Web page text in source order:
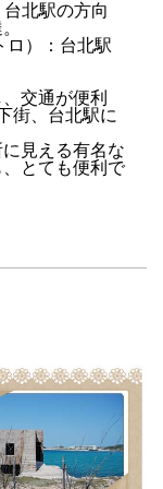
北駅の方向
ロ）：台北駅
交通が便利
街、台北駅に
見える有名な
とても便利で